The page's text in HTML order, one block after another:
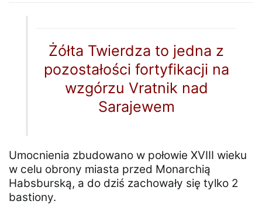
Żółta Twierdza to jedna z
pozostałości fortyfikacji na
wzgórzu Vratnik nad
Sarajewem
Umocnienia zbudowano w połowie XVIII wieku
w celu obrony miasta przed Monarchią
Habsburską, a do dziś zachowały się tylko 2
bastiony.